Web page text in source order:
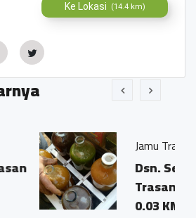
Ke Lokasi (14.4 km)
Jamu Tradisisional Madun
Dsn. Sengon RT04/03
Trasan Kec.
0.03 KM